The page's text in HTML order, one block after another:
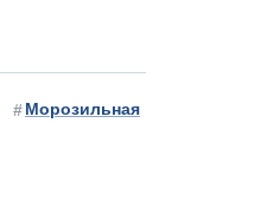
Морозильная